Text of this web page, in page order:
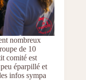
nombreux
de 10
comité est
éparpillé et
infos sympa